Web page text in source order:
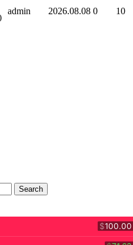
admin 2026.08.08 0 10
Search